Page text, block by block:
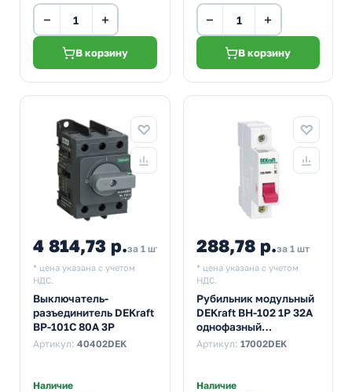
− +
В корзину
− +
В корзину
4 814,73 р.за 1 шт
* цена указана с учетом
НДС.
Выключатель-
разъединитель DEKraft
ВР-101С 80А 3Р
Артикул: 40402DEK
Наличие
288,78 р.за 1 шт
* цена указана с учетом
НДС.
Рубильник модульный
DEKraft ВН-102 1P 32А
однофазный
(выключатель
Артикул: 17002DEK
Наличие